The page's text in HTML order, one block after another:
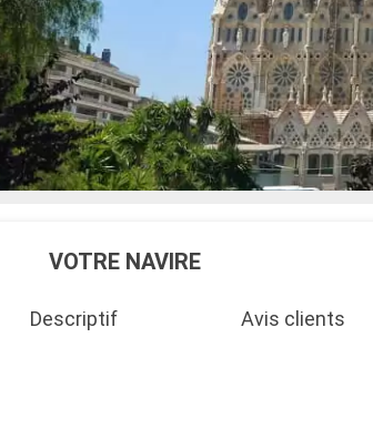
VOTRE NAVIRE
Descriptif Avis clients